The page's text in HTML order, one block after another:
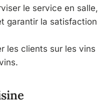
le service en salle,
garantir la satisfaction
les clients sur les vins